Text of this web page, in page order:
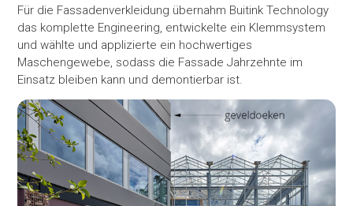
Für die Fassadenverkleidung übernahm Buitink Technology
das komplette Engineering, entwickelte ein Klemmsystem
und wählte und applizierte ein hochwertiges
Maschengewebe, sodass die Fassade Jahrzehnte im
Einsatz bleiben kann und demontierbar ist.